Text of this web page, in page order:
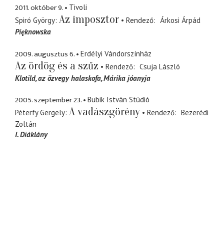
2011. október 9.
Tivoli
Spiró György Az imposztor Rendező
Árkosi Árpád
Pięknowska
2009. augusztus 6. Erdélyi Vándorszínház
Az ördög és a szűz Rendező
Csuja László
Klotild az özvegy halaskofa, Márika jóanyja
2005. szeptember 23.
Bubik István Stúdió
Péterfy Gergely A vadászgörény Rendező
Bezerédi
Zoltán
I. Diáklány